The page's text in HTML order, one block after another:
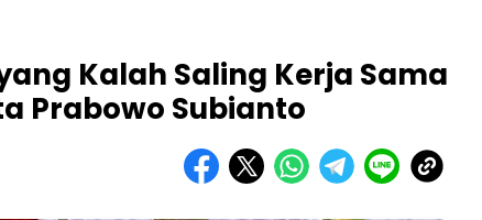
Kalah Saling Kerja Sama
Prabowo Subianto